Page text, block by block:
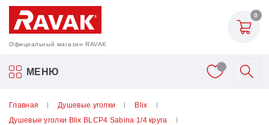
Официальный магазин RAVAK
0
МЕНЮ
Акриловые ванны Ravak
Главная Душевые уголки
Blix
Душевые уголки Blix BLCP4 Sabina 1/4 круга